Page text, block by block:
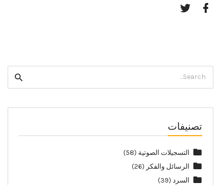
for:
تصنيفات
التسجيلات الصوتية (58)
الرسائل والفكر (26)
السرد (39)